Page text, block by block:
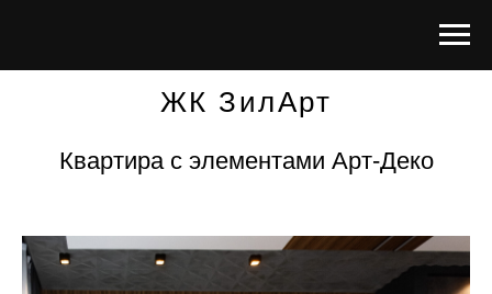
ЖК ЗилАрт
Квартира с элементами Арт-Деко